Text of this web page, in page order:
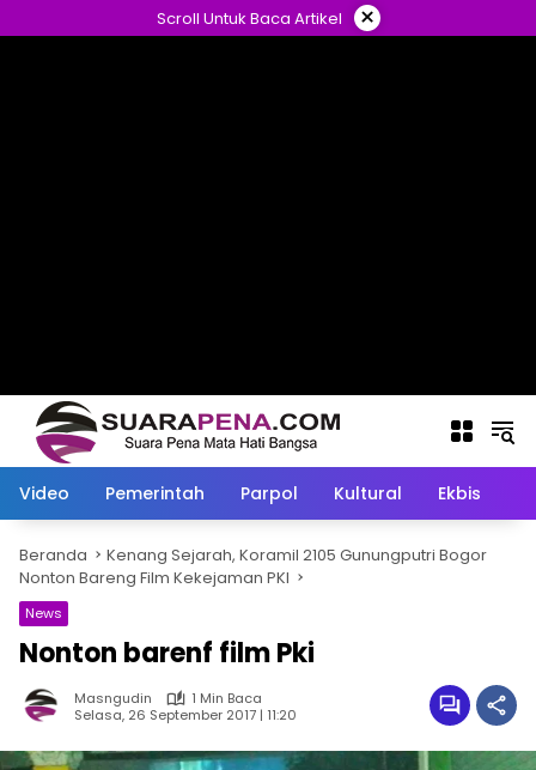
ke
Scroll Untuk Baca Artikel ×
Video Pemerintah Parpol Kultural Ekbis
Beranda
Kenang Sejarah, Koramil 2105 Gunungputri Bogor
Nonton Bareng Film Kekejaman PKI
News
Nonton barenf film Pki
Masngudin
1 Min Baca
Selasa, 26 September 2017 | 11:20